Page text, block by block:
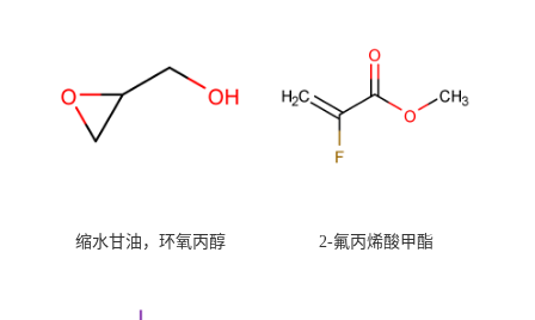
缩水甘油，环氧丙醇 2-氟丙烯酸甲酯